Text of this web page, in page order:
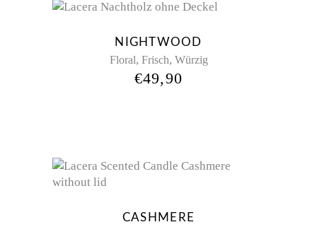
NIGHTWOOD
Floral, Frisch, Würzig
€49,90
CASHMERE